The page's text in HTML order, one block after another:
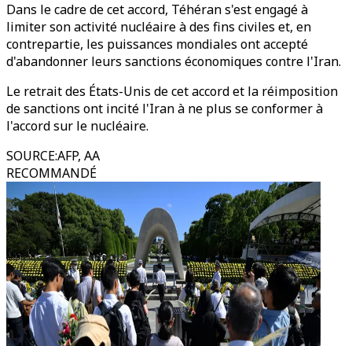
Dans le cadre de cet accord, Téhéran s'est engagé à
limiter son activité nucléaire à des fins civiles et, en
contrepartie, les puissances mondiales ont accepté
d'abandonner leurs sanctions économiques contre l'Iran.
Le retrait des États-Unis de cet accord et la réimposition
de sanctions ont incité l'Iran à ne plus se conformer à
l'accord sur le nucléaire.
SOURCE:AFP, AA
RECOMMANDÉ